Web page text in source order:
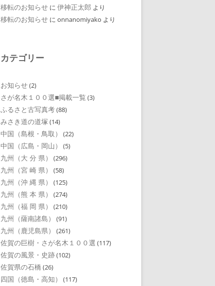
移転のお知らせ に 伊神正太郎 より
移転のお知らせ に onnanomiyako より
カテゴリー
お知らせ(2)
さが名木１００選■掲載一覧 (3)
ふるさと古写真考(88)
みさき道の道塚 (14)
中国（島根・鳥取） (22)
中国（広島・岡山） (5)
九州（大 分 県） (296)
九州（宮 崎 県） (58)
九州（沖 縄 県） (125)
九州（熊 本 県） (274)
九州（福 岡 県） (210)
九州（薩南諸島） (91)
九州（鹿児島県） (261)
佐賀の巨樹・さが名木１００選 (117)
佐賀の風景・史跡(102)
佐賀県の石橋 (26)
四国（徳島・高知） (117)